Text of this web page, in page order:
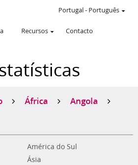
Recursos Contacto
Portugal- Português
África Angola
América do Sul
Ásia